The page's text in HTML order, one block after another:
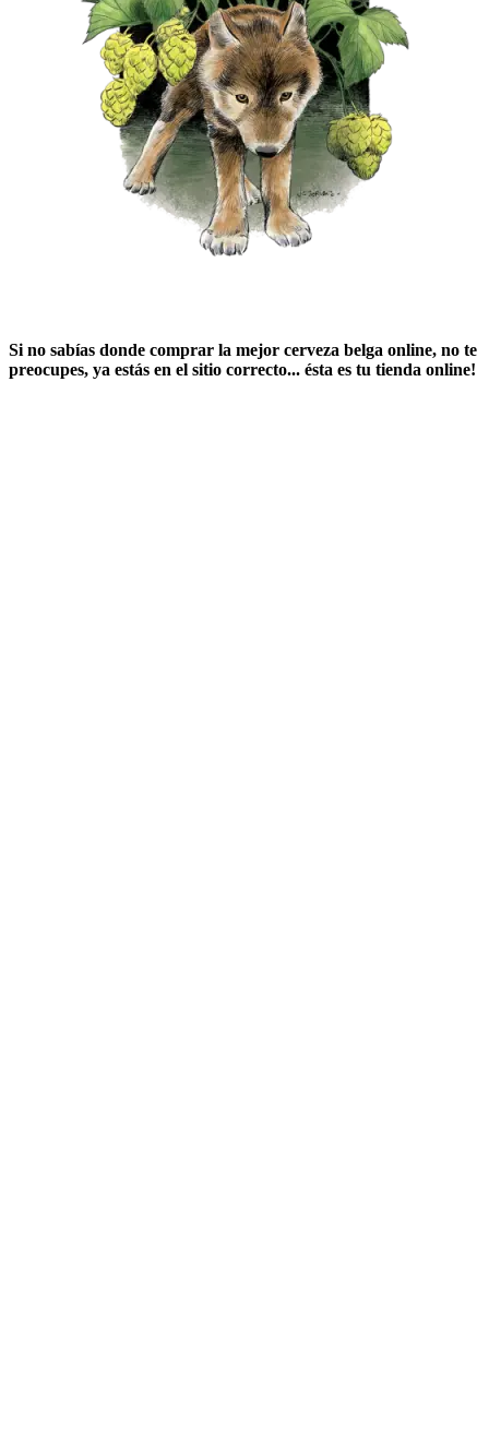
Si no sabías ​ donde comprar la mejor cerveza belga online​, no te
preocupes, ya estás en el sitio correcto... ésta es tu tienda online!